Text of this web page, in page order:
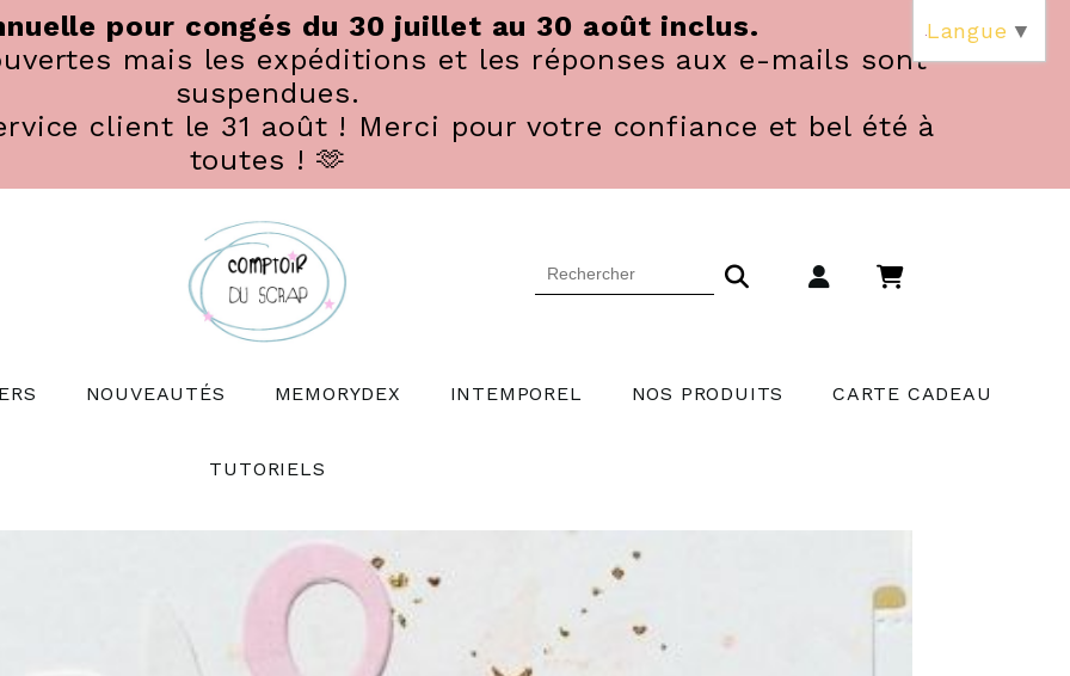
pour congés du 30 juillet au 30 août inclus.
mais les expéditions et les réponses aux e-mails sont
suspendues.
client le 31 août ! Merci pour votre confiance et bel été à
toutes ! 🫶
NOUVEAUTÉS MEMORYDEX INTEMPOREL NOS PRODUITS CARTE CADEAU
TUTORIELS
Langue ▼